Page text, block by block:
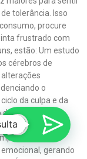
tolerância. Isso
procure
frustrado com
estão: Um estudo
cérebros de
o
da culpa e da
de prazer e
a promessa de
se
gerando